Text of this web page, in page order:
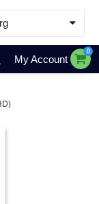
& Resources
My Account
0